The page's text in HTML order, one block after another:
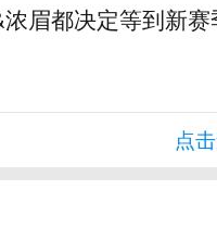
眉都决定等到新
点